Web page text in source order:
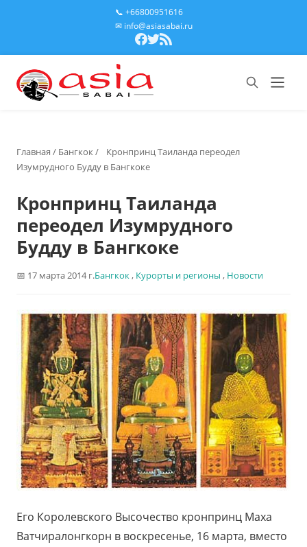
📞 +66800951616
✉ info@asiasabai.ru
Главная / Бангкок/
Кронпринц Таиланда переодел
Изумрудного Будду в Бангкоке
Кронпринц Таиланда
переодел Изумрудного
Будду в Бангкоке
17 марта 2014 г.Бангкок, Курорты и регионы , Новости
Его Королевского Высочество кронпринц Маха
Ватчиралонгкорн в воскресенье, 16 марта, вместо